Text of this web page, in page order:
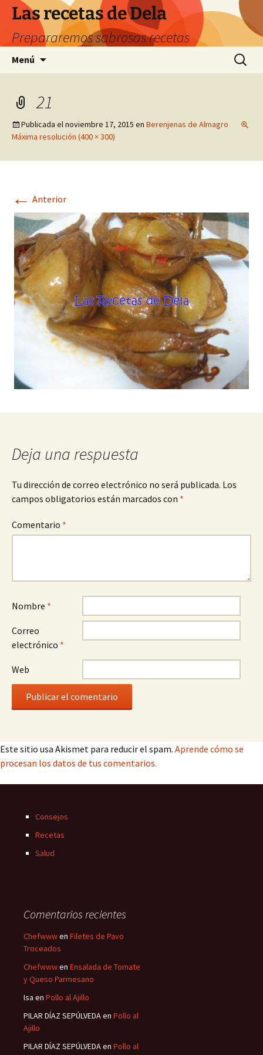
Saltar
contenido
Las recetas de Dela
Prepararemos sabrosas recetas
Menú Buscar:
21
Publicada elnoviembre 17, 2015 en Berenjenas de Almagro
Máxima resolución (400 × 300)
← Anterior
Deja una respuesta
Tu dirección de correo electrónico no será publicada. Los
campos obligatorios están marcados con *
Comentario *
Nombre *
Correo
electrónico *
Web
Este sitio usa Akismet para reducir el spam. Aprende cómo se
procesan los datos de tus comentarios.
Consejos
Recetas
Salud
Comentarios recientes
Chefwwwen Filetes de Pavo
Troceados
Chefwwwen Ensalada de Tomate
y Queso Parmesano
Isa en Pollo al Ajillo
PILAR DÍAZ SEPÚLVEDAen Pollo al
Ajillo
PILAR DÍAZ SEPÚLVEDAen Pollo al